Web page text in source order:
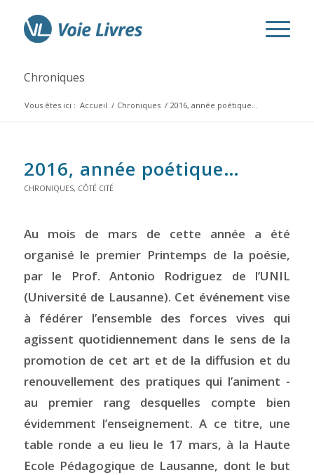
Chroniques
Vous êtes ici : Accueil / Chroniques / 2016, année poétique…
2016, année poétique…
CHRONIQUES, CÔTÉ CITÉ
Au mois de mars de cette année
a été
organisé le premier Printemps de la poésie,
par le Prof. Antonio Rodriguez de l’UNIL
(Université de Lausanne). Cet événement vise
à fédérer l’ensemble des forces vives qui
agissent quotidiennement dans le sens de la
promotion de cet art et de la diffusion et du
renouvellement des pratiques qui l’animent -
au premier rang desquelles compte bien
évidemment l’enseignement. A ce titre, une
table ronde a eu lieu le 17 mars, à la Haute
Ecole Pédagogique de Lausanne, dont le but